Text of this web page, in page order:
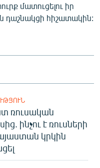
մատուցելու իր
դաշնակցի հիշատակին:
ռուսական
ինչու է ռուսների
կրկին